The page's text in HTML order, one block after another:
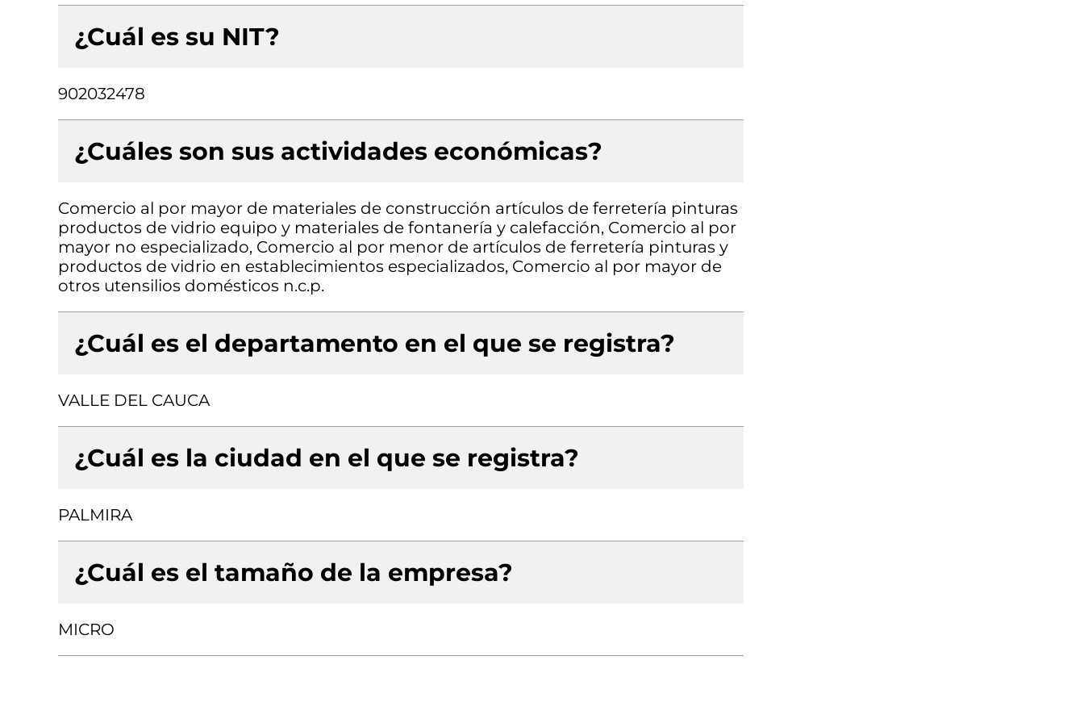
¿Cuál es su NIT?
902032478
¿Cuáles son sus actividades económicas?
Comercio al por mayor de materiales de construcción artículos de ferretería pinturas
productos de vidrio equipo y materiales de fontanería y calefacción, Comercio al por
mayor no especializado, Comercio al por menor de artículos de ferretería pinturas y
productos de vidrio en establecimientos especializados, Comercio al por mayor de
otros utensilios domésticos n.c.p.
¿Cuál es el departamento en el que se registra?
VALLE DEL CAUCA
¿Cuál es la ciudad en el que se registra?
PALMIRA
¿Cuál es el tamaño de la empresa?
MICRO